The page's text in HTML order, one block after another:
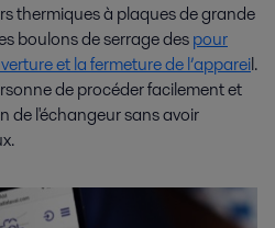
thermiques à plaques de grande
boulons de serrage despour
et la fermeture de l’appareil.
de procéder facilement et
de l'échangeur sans avoir